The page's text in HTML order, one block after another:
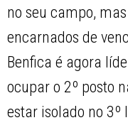
no seu campo,
encarnados de
Benfica é agora
ocupar o 2º posto
estar isolado no 3º